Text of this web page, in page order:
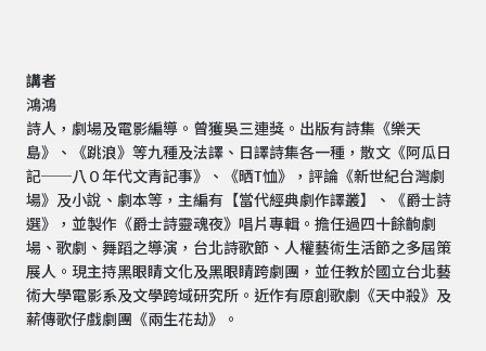
講者
鴻鴻
詩人，劇場及電影編導。曾獲吳三連獎。出版有詩集《樂天
島》、《跳浪》等九種及法譯、日譯詩集各一種，散文《阿瓜日
記──八０年代文青記事》、《晒T恤》，評論《新世紀台灣劇
場》及小說、劇本等，主編有【當代經典劇作譯叢】、《爵士詩
選》，並製作《爵士詩靈魂夜》唱片專輯。擔任過四十餘齣劇
場、歌劇、舞蹈之導演，台北詩歌節、人權藝術生活節之多屆策
展人。現主持黑眼睛文化及黑眼睛跨劇團，並任教於國立台北藝
術大學電影系及文學跨域研究所。近作有原創歌劇《天中殺》及
薪傳歌仔戲劇團《兩生花劫》。